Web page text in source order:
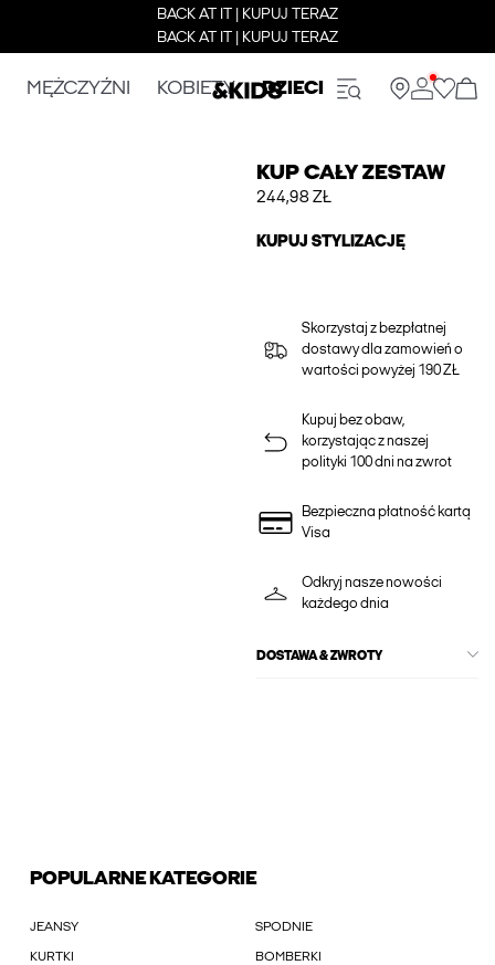
BACK AT IT | KUPUJ TERAZ
BACK AT IT | KUPUJ TERAZ
MĘŻCZYŹNI KOBIETY DZIECI
KUP CAŁY ZESTAW
244,98 ZŁ
KUPUJ STYLIZACJĘ
Skorzystaj z bezpłatnej
dostawy dla zamowień o
wartości powyżej 190 ZŁ
Kupuj bez obaw,
korzystając z naszej
polityki 100 dni na zwrot
Bezpieczna płatność kartą
Visa
Odkryj nasze nowości
każdego dnia
DOSTAWA & ZWROTY
POPULARNE KATEGORIE
JEANSY SPODNIE
KURTKI BOMBERKI